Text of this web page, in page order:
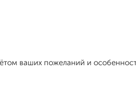
ваших пожеланий и